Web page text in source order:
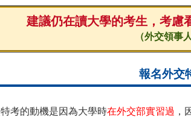
建議仍在讀大學的考生，考慮
（外交領事
報名外交
考的動機是因為大學時在外交部實習過 ，